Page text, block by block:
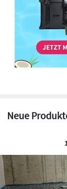
Neue